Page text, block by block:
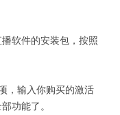
软件的安装包，按照
，输入你购买的激活
功能了。